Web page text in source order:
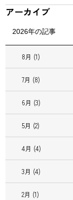
アーカイブ
2026年の記事
8月 (1)
7月 (8)
6月 (3)
5月 (2)
4月 (4)
3月 (4)
2月 (1)